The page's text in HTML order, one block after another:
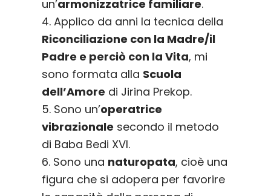
un’armonizzatrice familiare.
4. Applico da anni la tecnica della
Riconciliazione con la Madre/il
Padre e perciò con la Vita, mi
sono formata alla Scuola
dell’Amore di Jirina Prekop.
5. Sono un’operatrice
vibrazionale secondo il metodo
di Baba Bedi XVI.
6. Sono una naturopata, cioè una
figura che si adopera per favorire